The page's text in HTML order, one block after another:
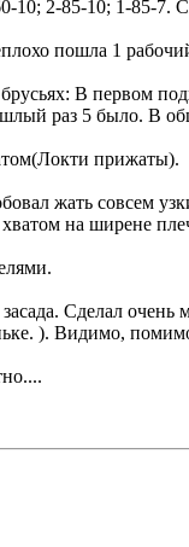
10; 2-85-10; 1-85-7.
пошла 1
В первом
раз 5 было. В
прижаты).
жать совсем
на ширене
Сделал
). Видимо,